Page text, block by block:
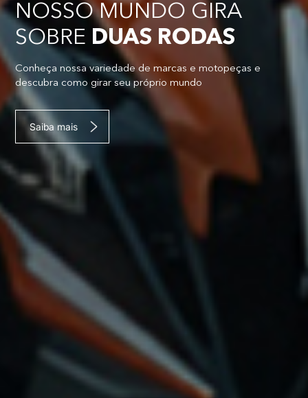
NOSSO MUNDO GIRA
SOBRE DUAS RODAS
Conheça nossa variedade de marcas e motopeças e
descubra como girar seu próprio mundo
Saiba mais